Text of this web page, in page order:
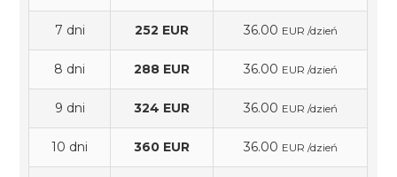
7 dni 252 EUR 36.00 EUR /dzień
8 dni 288 EUR 36.00 EUR /dzień
9 dni 324 EUR 36.00 EUR /dzień
10 dni 360 EUR 36.00 EUR /dzień